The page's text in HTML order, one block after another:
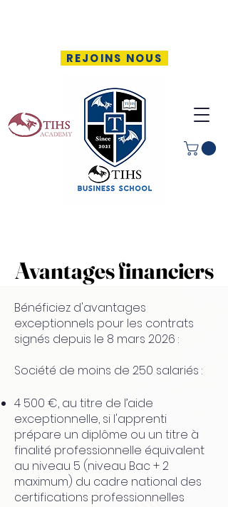
REJOINS NOUS
Avantages financiers
Avantages financiers
​Bénéficiez d'avantages
exceptionnels pour les contrats
signés depuis le 8 mars 2026 :
Société de moins de 250 salariés :​
4 500 €, au titre de l’aide
exceptionnelle, si l'apprenti
prépare un diplôme ou un titre à
finalité professionnelle équivalent
au niveau 5 (niveau Bac + 2
maximum) du cadre national des
certifications professionnelles